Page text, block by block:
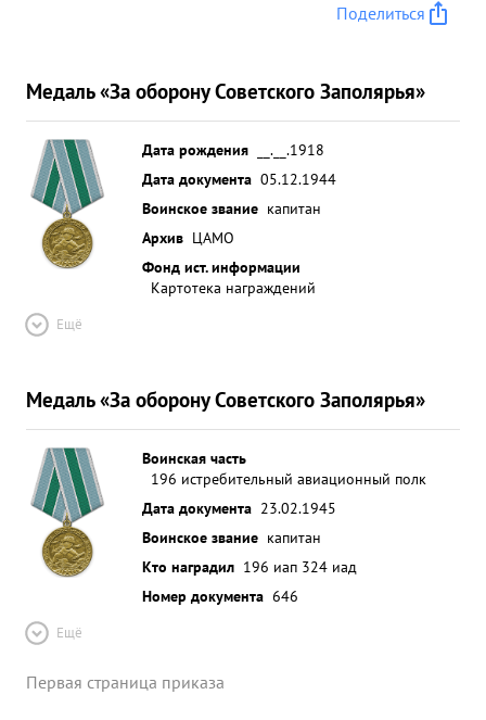
Поделиться
Медаль «За оборону Советского Заполярья»
Дата рождения
__.__.1918
Дата документа 05.12.1944
Воинское звание капитан
Архив ЦАМО
Фонд ист. информации
Картотека награждений
Ещё
Медаль «За оборону Советского Заполярья»
Воинская часть
196 истребительный авиационный полк
Дата документа 23.02.1945
Воинское звание капитан
Кто наградил 196 иап 324 иад
Номер документа 646
Ещё
Первая страница приказа